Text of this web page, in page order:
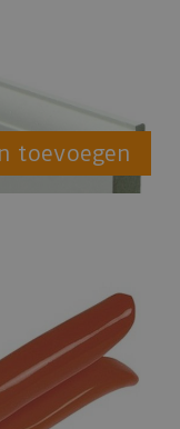
toevoegen